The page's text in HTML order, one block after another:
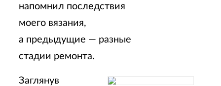
напомнил последствия
моего вязания,
а предыдущие — разные
стадии ремонта.
Заглянув